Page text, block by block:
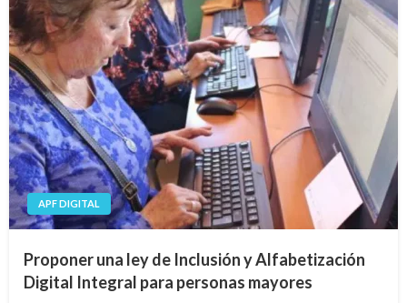
APF DIGITAL
Proponer una ley de Inclusión y Alfabetización
Digital Integral para personas mayores